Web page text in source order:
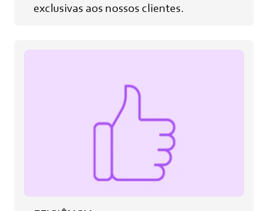
exclusivas aos nossos clientes.